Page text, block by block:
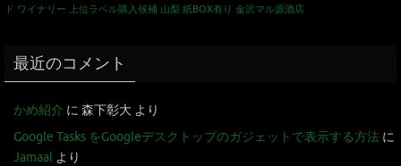
ド ワイナリー 上位ラベル購入候補 山梨 紙BOX有り 金沢マル源酒店
最近のコメント
かめ紹介 に 森下彰大 より
Google Tasks をGoogleデスクトップのガジェットで表示する方法 に
Jamaal より